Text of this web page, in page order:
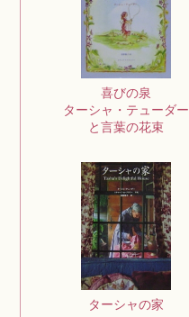
喜びの泉
ターシャ・テューダー
と言葉の花束
ターシャの家